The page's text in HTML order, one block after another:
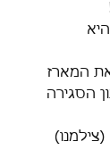
המארז
הסגירה